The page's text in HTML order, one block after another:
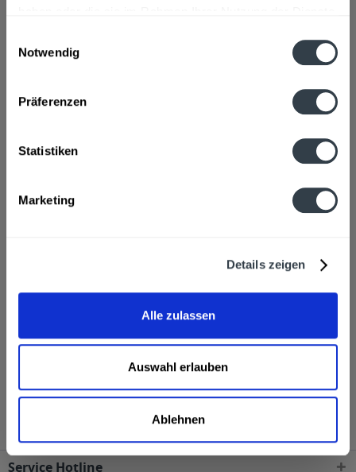
Notwendig
Präferenzen
Statistiken
Marketing
Details zeigen
Alle zulassen
Auswahl erlauben
Ablehnen
mehr
Zutaten und Allergene
Ähnliche Artikel
Kunden haben sich ebenfalls angesehen
Schwarzbräu Schneeflöckchen 20 x 0,33l wird in den
folgenden Regionen, Städten, Orten und Postleitzahl-
Gebieten geliefert
Service Hotline